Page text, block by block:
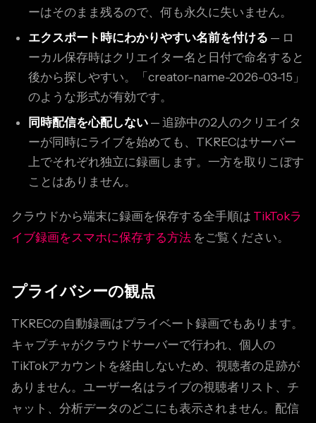
ーはそのまま残るので、何も永久に失いません。
エクスポート時にわかりやすい名前を付ける — ロ
ーカル保存時はクリエイター名と日付で命名すると
後から探しやすい。「creator-name-2026-03-15」
のような形式が有効です。
同時配信を心配しない — 追跡中の2人のクリエイタ
ーが同時にライブを始めても、TKRECはサーバー
上でそれぞれ独立に録画します。一方を取りこぼす
ことはありません。
クラウドから端末に録画を保存する全手順は TikTokラ
イブ録画をスマホに保存する方法 をご覧ください。
プライバシーの観点
TKRECの自動録画はプライベート録画でもあります。
キャプチャがクラウドサーバーで行われ、個人の
TikTokアカウントを経由しないため、視聴者の足跡が
ありません。ユーザー名はライブの視聴者リスト、チ
ャット、分析データのどこにも表示されません。配信